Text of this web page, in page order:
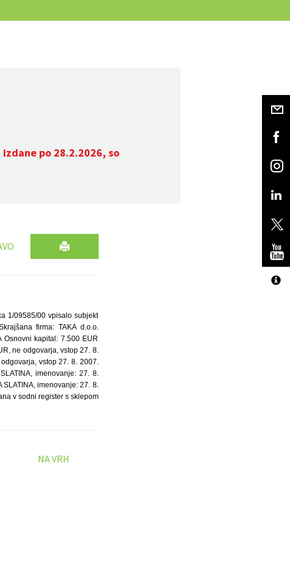
po 28.2.2026, so
1/09585/00 vpisalo subjekt
firma: TAKA d.o.o.
Osnovni kapital: 7.500 EUR
ne odgovarja, vstop 27. 8.
vstop 27. 8. 2007.
imenovanje: 27. 8.
SLATINA, imenovanje: 27. 8.
v sodni register s sklepom
NA VRH